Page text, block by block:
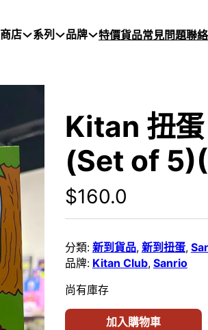
商店 系列 品牌 特價貨品常見問題聯
Kitan 扭
(Set of
$160.0
分類: 新到貨品, 新到扭蛋,
品牌: Kitan Club, Sanrio
尚有庫存
加入購物車